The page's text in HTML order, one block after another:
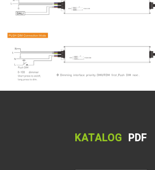
KATALOG PDF